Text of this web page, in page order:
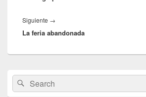
Siguiente →
siguiente:
La feria abandonada
área
de
Buscar
por:
Buscar